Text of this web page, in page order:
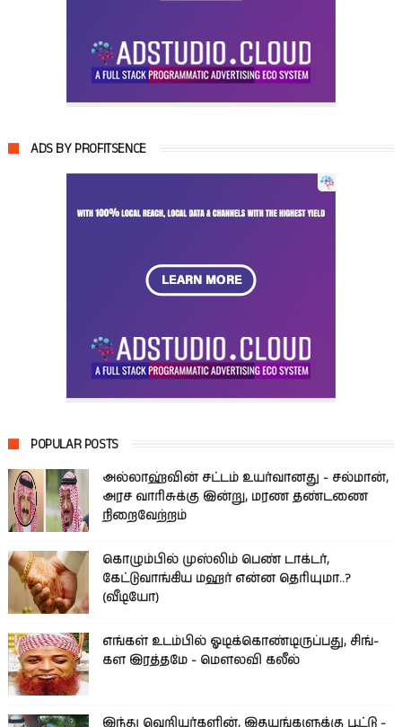
ADS BY PROFITSENCE
POPULAR POSTS
அல்லாஹ்வின் சட்டம் உயர்வானது - சல்மான்,
அரச வாரிசுக்கு இன்று, மரண தண்டணை
நிறைவேற்றம்
கொழும்பில் முஸ்லிம் பெண் டாக்டர்,
கேட்டுவாங்கிய மஹர் என்ன தெரியுமா..?
(வீடியோ)
எங்கள் உடம்பில் ஓடிக்­கொண்­டி­ருப்­பது, சிங்­
கள இரத்­தமே - மௌலவி கலீல்
இந்து வெறியர்களின், இதயங்களுக்கு பூட்டு -